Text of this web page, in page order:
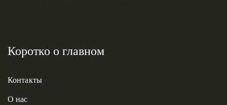
Коротко о главном
Контакты
О нас